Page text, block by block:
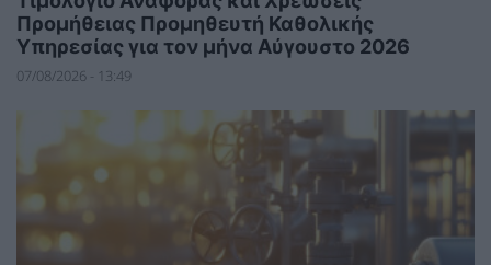
Προμήθειας Προμηθευτή Καθολικής
Υπηρεσίας για τον μήνα Αύγουστο 2026
07/08/2026 - 13:49